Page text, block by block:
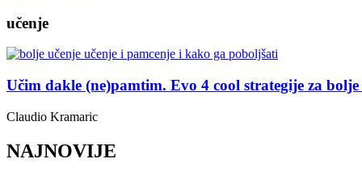
učenje
Učim dakle (ne)pamtim. Evo 4 cool strategije za bolje
Claudio Kramaric
NAJNOVIJE